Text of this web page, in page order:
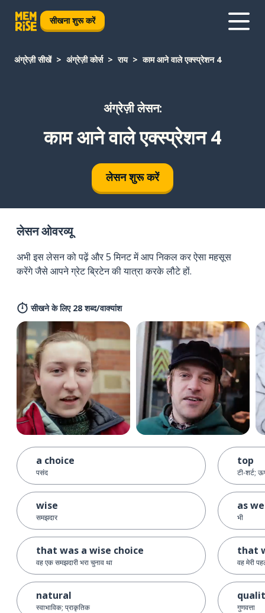
सीखना शुरू करें
अंग्रेज़ी सीखें अंग्रेज़ी कोर्स राय काम आने वाले एक्स्प्रेशन 4
अंग्रेज़ी लेसन:
काम आने वाले एक्स्प्रेशन 4
लेसन शुरू करें
लेसन ओवरव्यू
अभी इस लेसन को पढ़ें और 5 मिनट में आप निकल कर ऐसा महसूस
करेंगे जैसे आपने ग्रेट ब्रिटेन की यात्रा करके लौटे हों.
सीखने के लिए 28 शब्द/वाक्यांश
a choice
पसंद
wise
समझदार
that was a wise choice
वह एक समझदारी भरा चुनाव था
natural
स्वाभाविक; प्राकृतिक
top
टी-शर्ट;
as
भी
that
वह मेरी
गुणवत्ता